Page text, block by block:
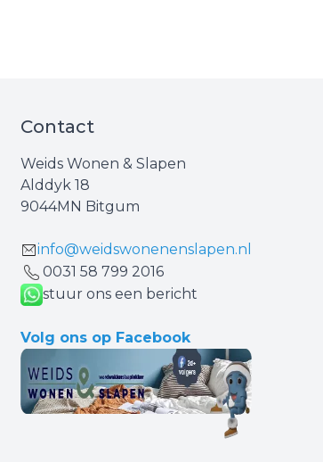
Contact
Weids Wonen & Slapen
Alddyk 18
9044MN Bitgum
info@weidswonenenslapen.nl
0031 ‪58 799 2016‬
stuur ons een bericht
Volg ons op Facebook